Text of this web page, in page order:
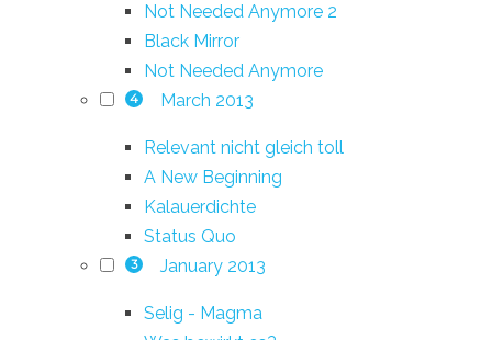
Not Needed Anymore 2
Black Mirror
Not Needed Anymore
4 March 2013
Relevant nicht gleich toll
A New Beginning
Kalauerdichte
Status Quo
3 January 2013
Selig - Magma